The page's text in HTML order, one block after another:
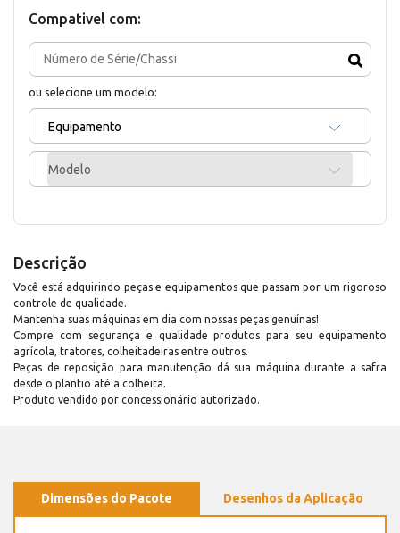
Compativel com:
ou selecione um modelo:
Equipamento
Modelo
Descrição
Você está adquirindo peças e equipamentos que passam por um rigoroso
controle de qualidade.
Mantenha suas máquinas em dia com nossas peças genuínas!
Compre com segurança e qualidade produtos para seu equipamento
agrícola, tratores, colheitadeiras entre outros.
Peças de reposição para manutenção dá sua máquina durante a safra
desde o plantio até a colheita.
Produto vendido por concessionário autorizado.
Dimensões do Pacote Desenhos da Aplicação